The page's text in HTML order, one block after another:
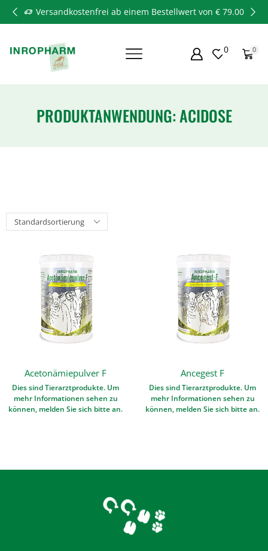
Versandkostenfrei ab einem Bestellwert von € 79.00
0 0
PRODUKTANWENDUNG: ACIDOSE
Acetonämiepulver F
Dies sind Tierarztprodukte. Um
mehr Informationen sehen zu
können, melden Sie sich bitte an.
Ancegest F
Dies sind Tierarztprodukte. Um
mehr Informationen sehen zu
können, melden Sie sich bitte an.